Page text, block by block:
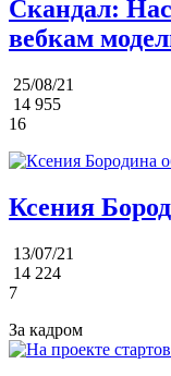
Скандал:
вебкам
25/08/21
14 955
16
Ксения
13/07/21
14 224
7
За кадром